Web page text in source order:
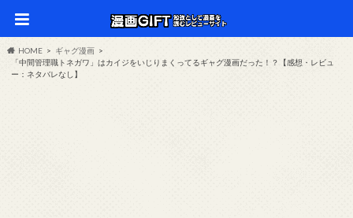
HOME
ギャグ漫画
「中間管理職トネガワ」はカイジをいじりまくってるギャグ漫画だった！？【感想・レビュ
ー：ネタバレなし】